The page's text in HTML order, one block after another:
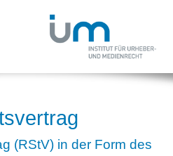
(RStV) in der Form des